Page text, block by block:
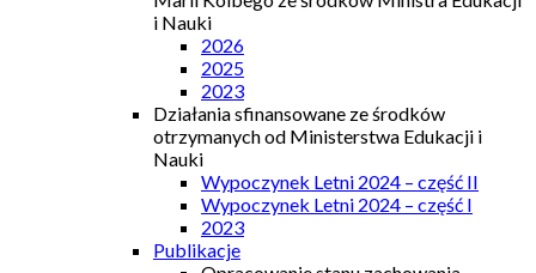
i Nauki
2026
2025
2023
Działania sfinansowane ze środków
otrzymanych od Ministerstwa Edukacji i
Nauki
Wypoczynek Letni 2024 – część II
Wypoczynek Letni 2024 – część I
2023
Publikacje